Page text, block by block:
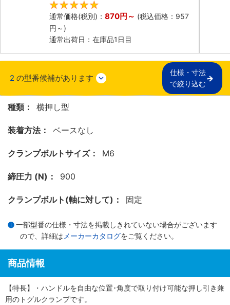
通常価格(税別)： 870円 ～ (税込価格： 957
円 ～)
通常出荷日：在庫品1日目
2 の型番候補があります
仕様・寸法
で絞り込む
種類： 横押し型
装着方法： ベースなし
クランプボルトサイズ： M6
締圧力 (N)： 900
クランプボルト(軸に対して)： 固定
一部型番の仕様・寸法を掲載しきれていない場合がございます
ので、詳細は メーカーカタログをご覧ください。
商品情報
【特長】・ハンドルを自由な位置･角度で取り付け可能な押し引き兼
用のトグルクランプです。